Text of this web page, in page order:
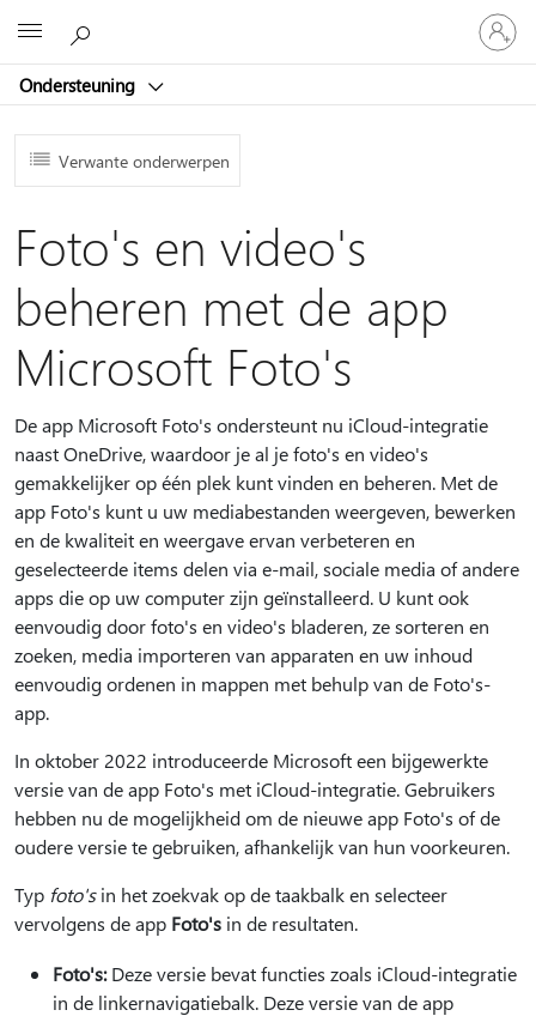
Ondersteuning
Meld
je
aan
je
Verwante onderwerpen
Foto's en video's
beheren met de app
Microsoft Foto's
De app Microsoft Foto's ondersteunt nu iCloud-integratie
naast OneDrive, waardoor je al je foto's en video's
gemakkelijker op één plek kunt vinden en beheren. Met de
app Foto's kunt u uw mediabestanden weergeven, bewerken
en de kwaliteit en weergave ervan verbeteren en
geselecteerde items delen via e-mail, sociale media of andere
apps die op uw computer zijn geïnstalleerd. U kunt ook
eenvoudig door foto's en video's bladeren, ze sorteren en
zoeken, media importeren van apparaten en uw inhoud
eenvoudig ordenen in mappen met behulp van de Foto's-
app.
In oktober 2022 introduceerde Microsoft een bijgewerkte
versie van de app Foto's met iCloud-integratie. Gebruikers
hebben nu de mogelijkheid om de nieuwe app Foto's of de
oudere versie te gebruiken, afhankelijk van hun voorkeuren.
Typ foto'sin het zoekvak op de taakbalk en selecteer
vervolgens de app Foto's in de resultaten.
Foto's:Deze versie bevat functies zoals iCloud-integratie
in de linkernavigatiebalk. Deze versie van de app